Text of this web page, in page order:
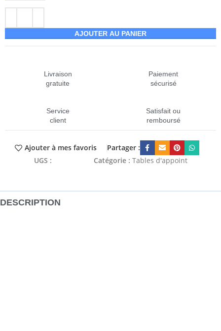
AJOUTER AU PANIER
Livraison
gratuite
Paiement
sécurisé
Service
client
Satisfait ou
remboursé
Ajouter à mes favoris
Partager :
UGS :
Catégorie : Tables d'appoint
DESCRIPTION